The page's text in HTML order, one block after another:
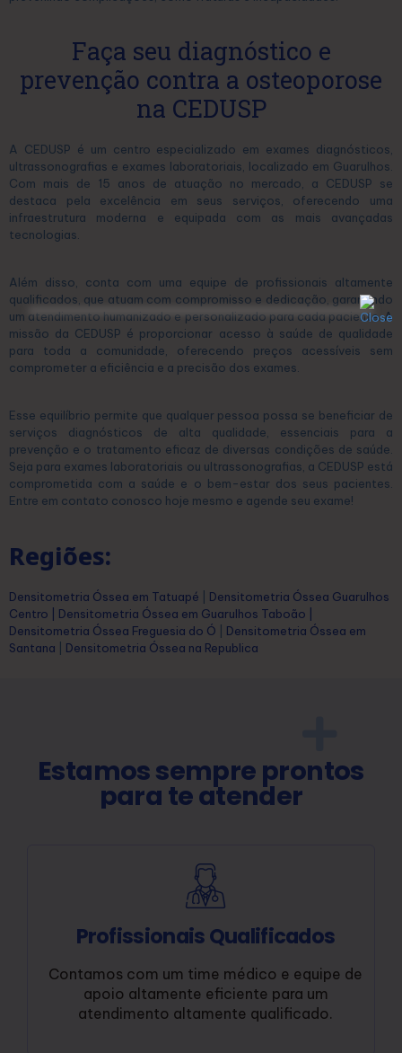
Faça seu diagnóstico e
prevenção contra a osteoporose
na CEDUSP
A CEDUSP é um centro especializado em exames diagnósticos,
ultrassonografias e exames laboratoriais, localizado em Guarulhos.
Com mais de 15 anos de atuação no mercado, a CEDUSP se
destaca pela excelência em seus serviços, oferecendo uma
infraestrutura moderna e equipada com as mais avançadas
tecnologias.
Além disso, conta com uma equipe de profissionais altamente
qualificados, que atuam com compromisso e dedicação, garantindo
um atendimento humanizado e personalizado para cada paciente. A
missão da CEDUSP é proporcionar acesso à saúde de qualidade
para toda a comunidade, oferecendo preços acessíveis sem
comprometer a eficiência e a precisão dos exames.
Esse equilíbrio permite que qualquer pessoa possa se beneficiar de
serviços diagnósticos de alta qualidade, essenciais para a
prevenção e o tratamento eficaz de diversas condições de saúde.
Seja para exames laboratoriais ou ultrassonografias, a CEDUSP está
comprometida com a saúde e o bem-estar dos seus pacientes.
Entre em contato conosco hoje mesmo e agende seu exame!
Regiões:
Densitometria Óssea em Tatuapé
Densitometria Óssea Guarulhos
Centro
Densitometria Óssea em Guarulhos Taboão
Densitometria Óssea Freguesia do Ó
Densitometria Óssea em
Santana
Densitometria Óssea na Republica
Estamos sempre prontos
para te atender
Profissionais Qualificados
Contamos com um time médico e equipe de
apoio altamente eficiente para um
atendimento altamente qualificado.